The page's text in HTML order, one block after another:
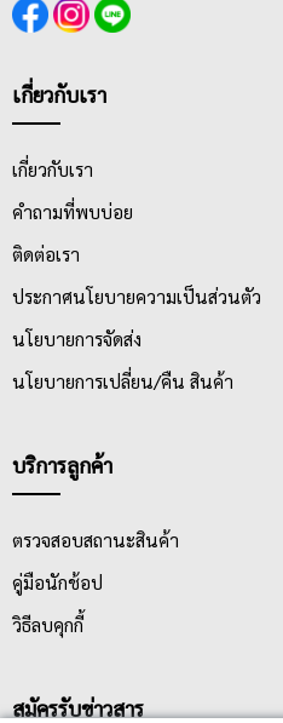
เกี่ยวกับเรา
เกี่ยวกับเรา
คำถามที่พบบ่อย
ติดต่อเรา
ประกาศนโยบายความเป็นส่วนตัว
นโยบายการจัดส่ง
นโยบายการเปลี่ยน/คืน สินค้า
บริการลูกค้า
ตรวจสอบสถานะสินค้า
คู่มือนักช้อป
วิธีลบคุกกี้
สมัครรับข่าวสาร